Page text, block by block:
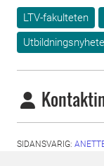
LTV-fakulteten
SIDANSVARIG: